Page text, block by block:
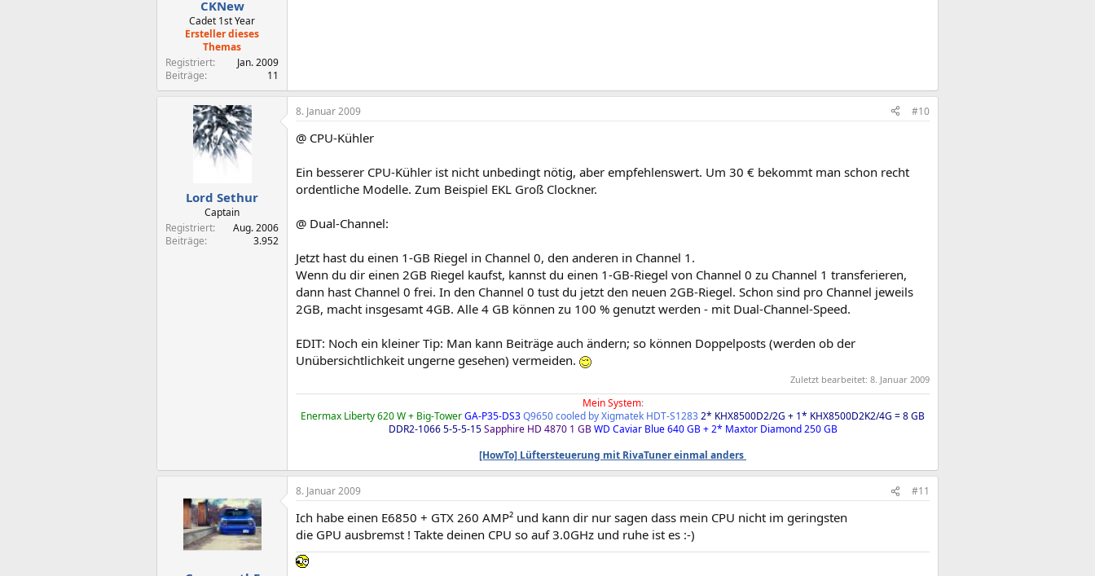
CKNew
Cadet 1st Year
Ersteller dieses
Themas
Registriert
Jan. 2009
Beiträge
11
Lord Sethur
Captain
Registriert
Aug. 2006
Beiträge
3.952
8. Januar 2009 #10
@ CPU-Kühler
Ein besserer CPU-Kühler ist nicht unbedingt nötig, aber empfehlenswert. Um 30 € bekommt man schon recht
ordentliche Modelle. Zum Beispiel EKL Groß Clockner.
@ Dual-Channel:
Jetzt hast du einen 1-GB Riegel in Channel 0, den anderen in Channel 1.
Wenn du dir einen 2GB Riegel kaufst, kannst du einen 1-GB-Riegel von Channel 0 zu Channel 1 transferieren,
dann hast Channel 0 frei. In den Channel 0 tust du jetzt den neuen 2GB-Riegel. Schon sind pro Channel jeweils
2GB, macht insgesamt 4GB. Alle 4 GB können zu 100 % genutzt werden - mit Dual-Channel-Speed.
EDIT: Noch ein kleiner Tip: Man kann Beiträge auch ändern; so können Doppelposts (werden ob der
Unübersichtlichkeit ungerne gesehen) vermeiden.
Zuletzt bearbeitet: 8. Januar 2009
Mein System:
Enermax Liberty 620 W + Big-TowerGA-P35-DS3Q9650 cooled by Xigmatek HDT-S12832* KHX8500D2/2G + 1* KHX8500D2K2/4G = 8 GB
DDR2-1066 5-5-5-15 Sapphire HD 4870 1 GB WD Caviar Blue 640 GB + 2* Maxtor Diamond 250 GB
[HowTo] Lüftersteuerung mit RivaTuner einmal anders
8. Januar 2009 #11
Ich habe einen E6850 + GTX 260 AMP² und kann dir nur sagen dass mein CPU nicht im geringsten
die GPU ausbremst ! Takte deinen CPU so auf 3.0GHz und ruhe ist es :-)